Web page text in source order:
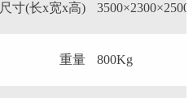
尺寸(长x宽x高)
重量 800Kg